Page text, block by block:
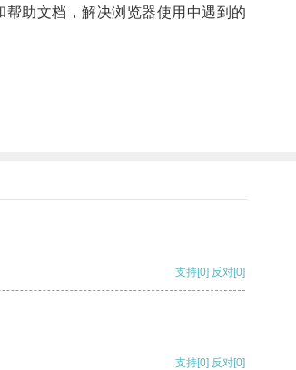
助文档，解决浏览器使用中遇到的
支持[0] 反对[0]
支持[0] 反对[0]